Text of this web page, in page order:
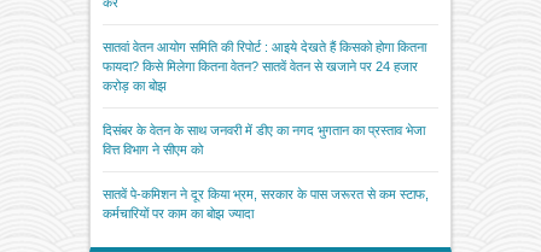
करें
सातवां वेतन आयोग समिति की रिपोर्ट : आइये देखते हैं किसको होगा कितना
फायदा? किसे मिलेगा कितना वेतन? सातवें वेतन से खजाने पर 24 हजार
करोड़ का बोझ
दिसंबर के वेतन के साथ जनवरी में डीए का नगद भुगतान का प्रस्ताव भेजा
वित्त विभाग ने सीएम को
सातवें पे-कमिशन ने दूर किया भ्रम, सरकार के पास जरूरत से कम स्टाफ,
कर्मचारियों पर काम का बोझ ज्यादा